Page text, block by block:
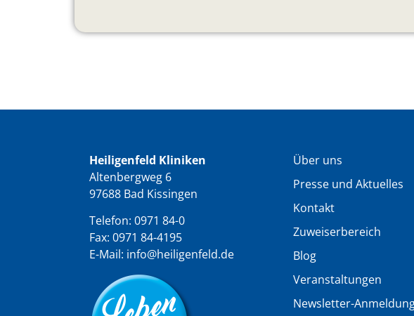
Heiligenfeld Kliniken
Altenbergweg 6
97688 Bad Kissingen
Telefon: 0971 84-0
Fax: 0971 84-4195
E-Mail: info@heiligenfeld.de
Über uns
Presse und Aktuelles
Kontakt
Zuweiserbereich
Blog
Veranstaltungen
Newsletter-